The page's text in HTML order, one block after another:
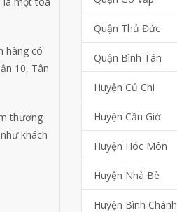
hàng có
10, Tân
thương
khách
Quận Thủ Đức
Quận Bình Tân
Huyện Củ Chi
Huyện Cần Giờ
Huyện Hóc Môn
Huyện Nhà Bè
Huyện Bình Chánh